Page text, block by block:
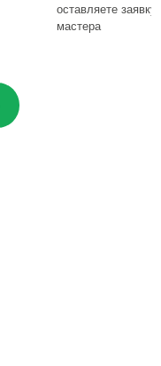
оставляете
мастера